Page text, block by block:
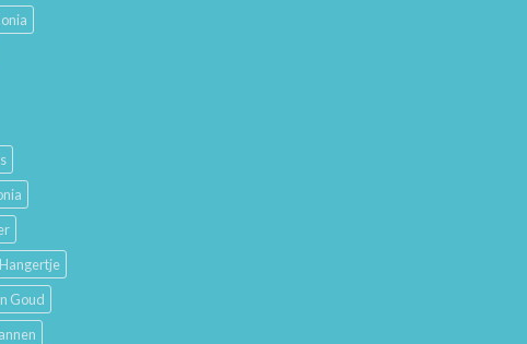
Hangertje
Goud